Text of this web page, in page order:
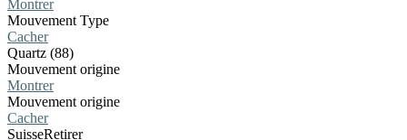
Montrer
Mouvement Type
Cacher
Quartz (88)
Mouvement origine
Montrer
Mouvement origine
Cacher
SuisseRetirer